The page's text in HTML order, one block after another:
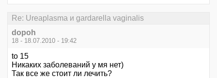
Re: Ureaplasma и gardarella vaginalis
dopoh
18 - 18.07.2010 - 19:42
to 15
Никаких заболеваний у мя нет)
Так все же стоит ли лечить?